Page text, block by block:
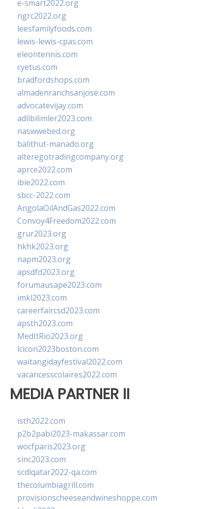
e-smart2022.org
ngrc2022.org
leesfamilyfoods.com
lewis-lewis-cpas.com
eleontennis.com
cyetus.com
bradfordshops.com
almadenranchsanjose.com
advocatevijay.com
adlibilimler2023.com
naswwebed.org
balithut-manado.org
alteregotradingcompany.org
aprce2022.com
ibie2022.com
sbcc-2022.com
AngolaOilAndGas2022.com
Convoy4Freedom2022.com
grur2023.org
hkhk2023.org
napm2023.org
apsdfd2023.org
forumausape2023.com
imkl2023.com
careerfaircsd2023.com
apsth2023.com
MedItRio2023.org
lcicon2023boston.com
waitangidayfestival2022.com
vacancesscolaires2022.com
MEDIA PARTNER II
isth2022.com
p2b2pabi2023-makassar.com
wocfparis2023.org
sinc2023.com
scdlqatar2022-qa.com
thecolumbiagrill.com
provisionscheeseandwineshoppe.com